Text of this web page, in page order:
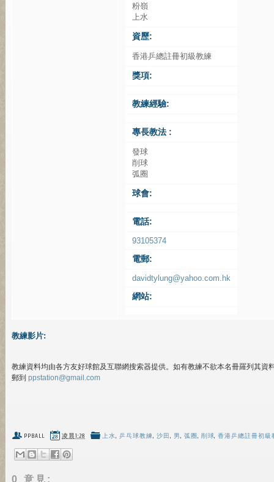
粉嶺
上水
資歷:
香港乒總註冊初級教練
獎項:
教練經驗:
專長教法 :
發球
削球
弧圈
球會:
電話:
93105374
電郵:
davidtylung@yahoo.com.hk
網站:
教練影片:
教練資料均由各方友好球館及互聯網搜索器提供。如有教練不欲本名冊羅列其資
郵到ppstation@gmail.com
PPBALL 凌晨1:28 上水, 乒乓球教練, 沙田 , 男, 弧圈, 削球,香港乒總註冊初級
0 意見: